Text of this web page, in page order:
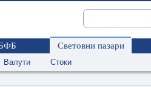
Световни пазари
Валути Стоки